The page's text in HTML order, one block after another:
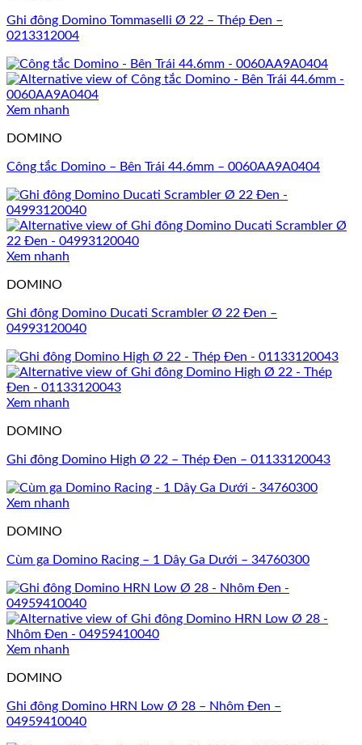
Ghi đông Domino Tommaselli Ø 22 – Thép Đen –
0213312004
Xem nhanh
DOMINO
Công tắc Domino – Bên Trái 44.6mm – 0060AA9A0404
Xem nhanh
DOMINO
Ghi đông Domino Ducati Scrambler Ø 22 Đen –
04993120040
Xem nhanh
DOMINO
Ghi đông Domino High Ø 22 – Thép Đen – 01133120043
Xem nhanh
DOMINO
Cùm ga Domino Racing – 1 Dây Ga Dưới – 34760300
Xem nhanh
DOMINO
Ghi đông Domino HRN Low Ø 28 – Nhôm Đen –
04959410040